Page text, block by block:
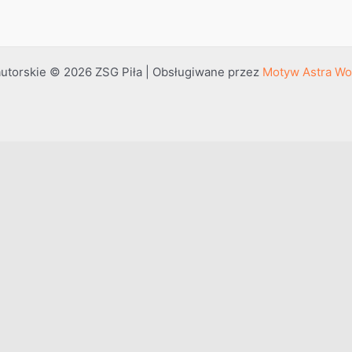
© 2026 ZSG Piła | Obsługiwane przez Motyw Astra